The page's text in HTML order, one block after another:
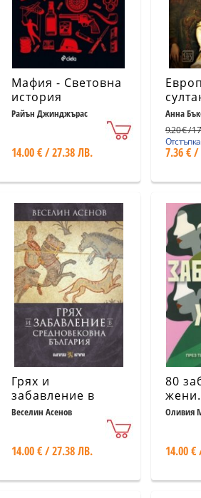
Мафия - Световна
история
Райън Джинджърас
14.00 € / 27.38 ЛВ.
Анна
9.20 € /
7.36 €
Грях и
забавление в
Средновековна
Веселин Асенов
14.00 € / 27.38 ЛВ.
80
на
Оливия
14.00